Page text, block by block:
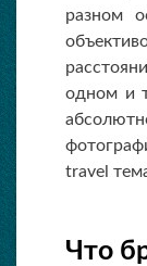
разном
одном и
travel
Что